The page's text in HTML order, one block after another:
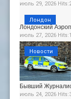
июль 29, 2026
Лондонский
июль 27, 2026
Лондон
Бывший
июль 24, 2026
Новости